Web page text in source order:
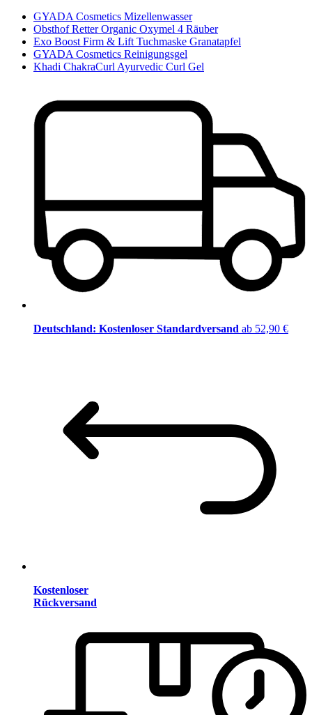
GYADA Cosmetics Mizellenwasser
Obsthof Retter Organic Oxymel 4 Räuber
Exo Boost Firm & Lift Tuchmaske Granatapfel
GYADA Cosmetics Reinigungsgel
Khadi ChakraCurl Ayurvedic Curl Gel
Deutschland: Kostenloser Standardversand ab 52,90 €
Kostenloser
Rückversand